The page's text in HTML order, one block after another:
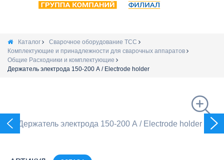
Каталог
Сварочное оборудование ТСС
Комплектующие и принадлежности для сварочных аппаратов
Общие Расходники и комплектующие
Держатель электрода 150-200 А / Electrode holder